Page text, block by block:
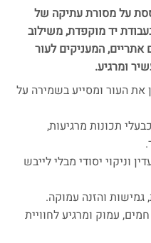
על מסורת עתיקה של
יד מוקפדת, משילוב
אתריים, המעניקים לעור
ומרגיע.
את העור ומסייע בשמירה על
תכונות מרגיעות,
וניקוי יסודי מבלי לייבש
גמישות והזנה עמוקה.
עמוק ומרגיע לחוויית